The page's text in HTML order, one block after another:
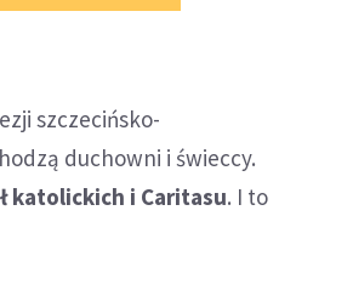
szczecińsko-
duchowni i świeccy.
katolickich i Caritasu. I to